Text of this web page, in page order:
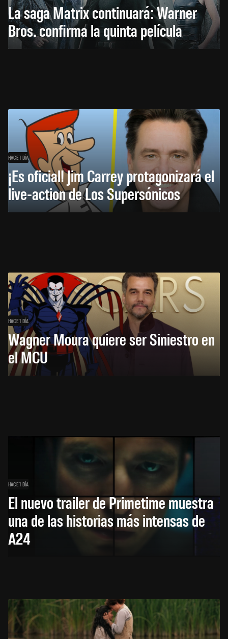
La saga Matrix continuará: Warner
Bros. confirma la quinta película
HACE 1 DÍA
¡Es oficial! Jim Carrey protagonizará el
live-action de Los Supersónicos
HACE 1 DÍA
Wagner Moura quiere ser Siniestro en
el MCU
HACE 1 DÍA
El nuevo trailer de Primetime muestra
una de las historias más intensas de
A24